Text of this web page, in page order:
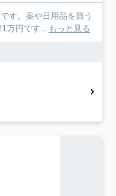
す。薬や日用品を買う
万円です... もっと見る